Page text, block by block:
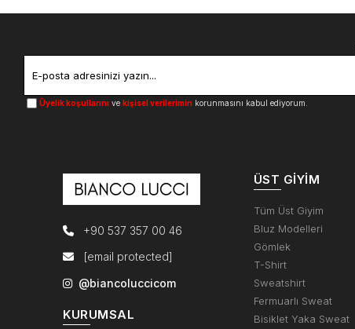
Üyelik koşullarını ve kişisel verilerimin korunmasını kabul ediyorum.
+90 537 357 00 46
[email protected]
@biancoluccicom
KURUMSAL
ÜST GIYIM
Tüm Üst Giyim
Bluz Modelleri
Gömlek
T-Shirt
Sweatshirt
Fermuarlı Sweat
Bisiklet Yaka Sweat